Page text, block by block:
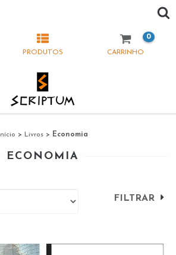
PRODUTOS CARRINHO
0
Início > Livros > Economia
ECONOMIA
FILTRAR